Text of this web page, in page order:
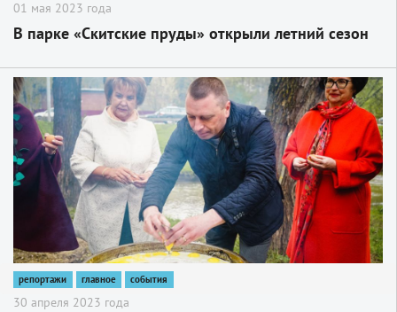
01 мая 2023 года
В парке «Скитские пруды» открыли летний сезон
2
репортажи главное события
30 апреля 2023 года